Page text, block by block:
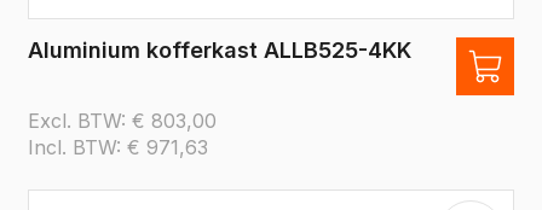
Aluminium kofferkast ALLB525-4KK
Excl. BTW: € 803,00
Incl. BTW: € 971,63